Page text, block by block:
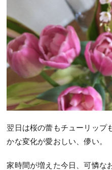
翌日は桜の蕾もチューリップ
かな変化が愛おしい、儚い。
家時間が増えた今日、可憐な